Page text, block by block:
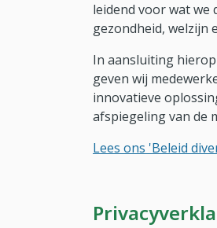
leidend voor wat we
gezondheid, welzijn
In aansluiting
geven wij
innovatieve
afspiegeling van de
Lees ons 'Beleid